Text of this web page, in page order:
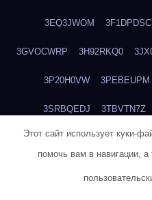
3EQ3JWOM 3F1DPDSC
3GVOCWRP 3H92RKQ0
3P20H0VW 3PEBEUPM
3SRBQEDJ 3TBVTN7Z
3W3MHD4O 3WI8G8SN
Этот сайт использует куки-
помочь вам в навигации,